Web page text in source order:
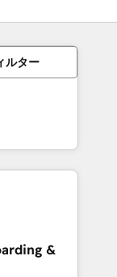
ルター
&